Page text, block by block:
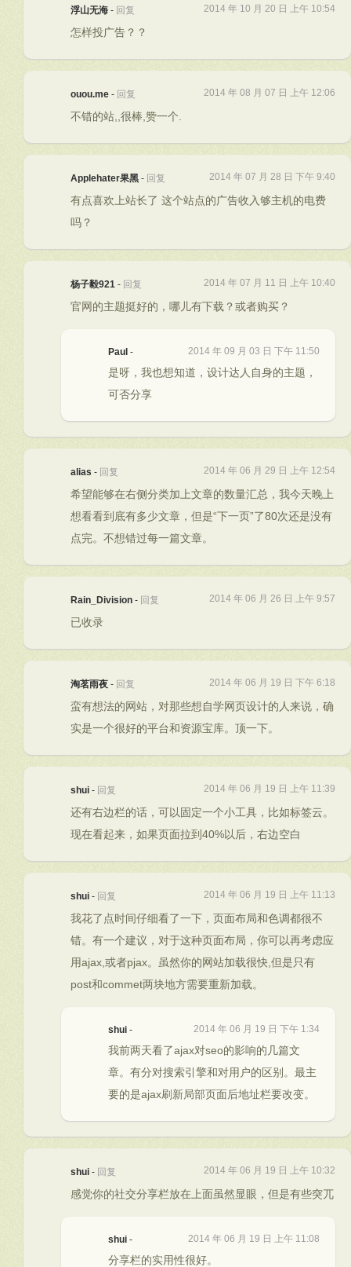
浮山无海 - 回复 2014 年 10 月 20 日 上午 10:54
怎样投广告？？
ouou.me - 回复 2014 年 08 月 07 日 上午 12:06
不错的站,,很棒,赞一个.
Applehater果黑 - 回复 2014 年 07 月 28 日 下午 9:40
有点喜欢上站长了 这个站点的广告收入够主机的电费
吗？
杨子毅921 - 回复 2014 年 07 月 11 日 上午 10:40
官网的主题挺好的，哪儿有下载？或者购买？
Paul - 2014 年 09 月 03 日 下午 11:50
是呀，我也想知道，设计达人自身的主题，
可否分享
alias - 回复 2014 年 06 月 29 日 上午 12:54
希望能够在右侧分类加上文章的数量汇总，我今天晚上
想看看到底有多少文章，但是“下一页”了80次还是没有
点完。不想错过每一篇文章。
Rain_Division - 回复 2014 年 06 月 26 日 上午 9:57
已收录
淘茗雨夜 - 回复 2014 年 06 月 19 日 下午 6:18
蛮有想法的网站，对那些想自学网页设计的人来说，确
实是一个很好的平台和资源宝库。顶一下。
shui - 回复 2014 年 06 月 19 日 上午 11:39
还有右边栏的话，可以固定一个小工具，比如标签云。
现在看起来，如果页面拉到40%以后，右边空白
shui - 回复 2014 年 06 月 19 日 上午 11:13
我花了点时间仔细看了一下，页面布局和色调都很不
错。有一个建议，对于这种页面布局，你可以再考虑应
用ajax,或者pjax。虽然你的网站加载很快,但是只有
post和commet两块地方需要重新加载。
shui - 2014 年 06 月 19 日 下午 1:34
我前两天看了ajax对seo的影响的几篇文
章。有分对搜索引擎和对用户的区别。最主
要的是ajax刷新局部页面后地址栏要改变。
shui - 回复 2014 年 06 月 19 日 上午 10:32
感觉你的社交分享栏放在上面虽然显眼，但是有些突兀
shui - 2014 年 06 月 19 日 上午 11:08
分享栏的实用性很好。